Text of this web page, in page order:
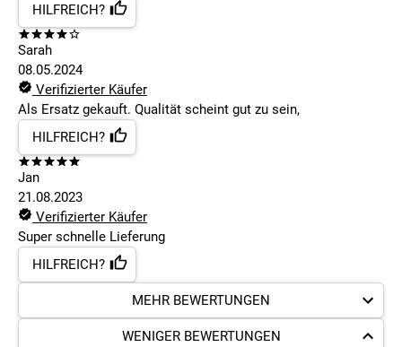
HILFREICH?
Sarah
08.05.2024
Verifizierter Käufer
Als Ersatz gekauft. Qualität scheint gut zu sein,
HILFREICH?
Jan
21.08.2023
Verifizierter Käufer
Super schnelle Lieferung
HILFREICH?
MEHR BEWERTUNGEN
WENIGER BEWERTUNGEN